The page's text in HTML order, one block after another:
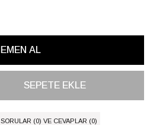
SORULAR (0) VE CEVAPLAR (0)